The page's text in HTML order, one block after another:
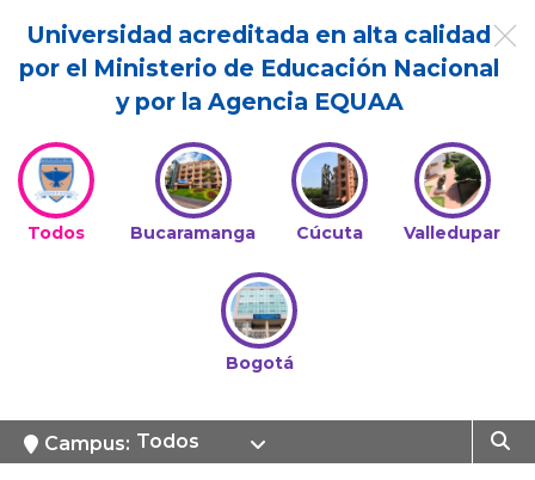
Universidad acreditada en alta calidad
por el Ministerio de Educación Nacional
y por la Agencia EQUAA
Todos Bucaramanga Cúcuta Valledupar
Bogotá
Campus: Todos